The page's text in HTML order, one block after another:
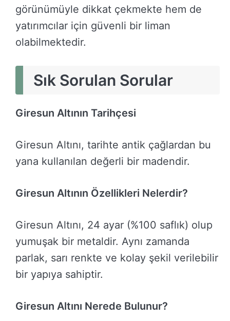
görünümüyle dikkat çekmekte hem de
yatırımcılar için güvenli bir liman
olabilmektedir.
Sık Sorulan Sorular
Giresun Altının Tarihçesi
Giresun Altını, tarihte antik çağlardan bu
yana kullanılan değerli bir madendir.
Giresun Altının Özellikleri Nelerdir?
Giresun Altını, 24 ayar (%100 saflık) olup
yumuşak bir metaldir. Aynı zamanda
parlak, sarı renkte ve kolay şekil verilebilir
bir yapıya sahiptir.
Giresun Altını Nerede Bulunur?